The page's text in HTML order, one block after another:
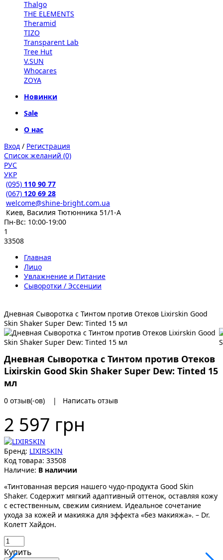
Thalgo
THE ELEMENTS
Theramid
TIZO
Transparent Lab
Tree Hut
V.SUN
Whocares
ZOYA
Новинки
Sale
О нас
Вход / Регистрация
Список желаний (0)
РУС
УКР
(095) 110 90 77
(067) 120 69 28
welcome@shine-bright.com.ua
Киев, Василия Тютюнника 51/1-А
Пн-Вс: 10:00-19:00
1
33508
Главная
Лицо
Увлажнение и Питание
Сыворотки / Эссенции
Дневная Сыворотка с Тинтом против Отеков Lixirskin Good
Skin Shaker Super Dew: Tinted 15 мл
Дневная Сыворотка с Тинтом против Отеков
Lixirskin Good Skin Shaker Super Dew: Tinted 15
мл
0 отзыв(-ов) | Написать отзыв
2 597 грн
Бренд: LIXIRSKIN
Код товара: 33508
Наличие: В наличии
«Тинтованная версия нашего чудо-продукта Good Skin
Shaker. Содержит мягкий адаптивный оттенок, оставляя кожу
с естественным, свежим сиянием. Идеальное сочетание
ухода за кожей и макияжа для эффекта «без макияжа». – Dr.
Колетт Хайдон.
Купить